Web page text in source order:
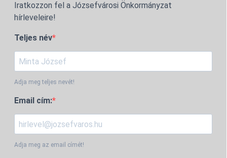
Iratkozzon fel a Józsefvárosi Önkormányzat
hírleveleire!
Teljes név
Adja meg teljes nevét!
Email cím:
Adja meg az email címét!